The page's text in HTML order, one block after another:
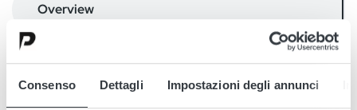
Consenso Dettagli Impostazioni degli annunci
Overview